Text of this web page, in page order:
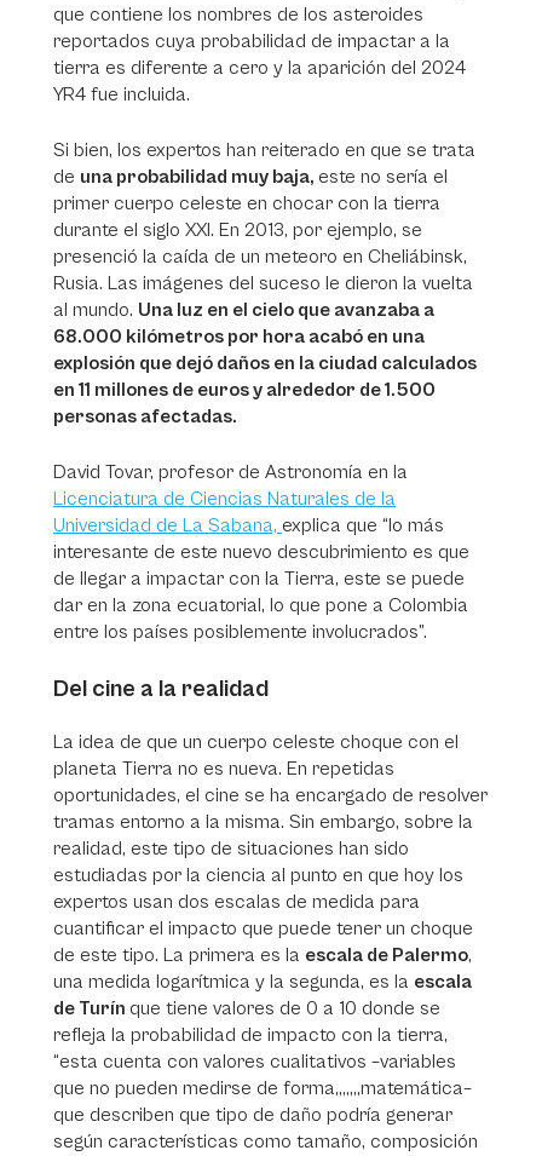
que contiene los nombres de los asteroides
reportados cuya probabilidad de impactar a la
tierra es diferente a cero y la aparición del 2024
YR4 fue incluida.
Si bien, los expertos han reiterado en que se trata
de una probabilidad muy baja, este no sería el
primer cuerpo celeste en chocar con la tierra
durante el siglo XXI. En 2013, por ejemplo, se
presenció la caída de un meteoro en Cheliábinsk,
Rusia. Las imágenes del suceso le dieron la vuelta
al mundo. Una luz en el cielo que avanzaba a
68.000 kilómetros por hora acabó en una
explosión que dejó daños en la ciudad calculados
en 11 millones de euros y alrededor de 1.500
personas afectadas.
David Tovar, profesor de Astronomía en la
Licenciatura de Ciencias Naturales de la
Universidad de La Sabana, explica que “lo más
interesante de este nuevo descubrimiento es que
de llegar a impactar con la Tierra, este se puede
dar en la zona ecuatorial, lo que pone a Colombia
entre los países posiblemente involucrados”.
Del cine a la realidad
La idea de que un cuerpo celeste choque con el
planeta Tierra no es nueva. En repetidas
oportunidades, el cine se ha encargado de resolver
tramas entorno a la misma. Sin embargo, sobre la
realidad, este tipo de situaciones han sido
estudiadas por la ciencia al punto en que hoy los
expertos usan dos escalas de medida para
cuantificar el impacto que puede tener un choque
de este tipo. La primera es la escala de Palermo,
una medida logarítmica y la segunda, es la escala
de Turín que tiene valores de 0 a 10 donde se
refleja la probabilidad de impacto con la tierra,
“esta cuenta con valores cualitativos –variables
que no pueden medirse de forma,,,,,,,matemática–
que describen que tipo de daño podría generar
según características como tamaño, composición